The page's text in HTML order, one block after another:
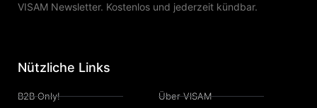
VISAM Newsletter. Kostenlos und jederzeit kündbar.
Nützliche Links
B2B Only!
Über VISAM